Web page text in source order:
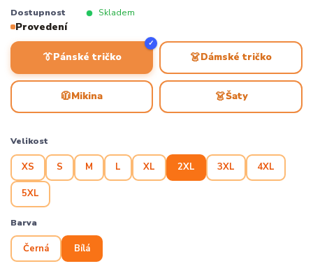
Dostupnost Skladem
Provedení
👔Pánské tričko
✓
👗Dámské tričko
🧥Mikina 👗Šaty
Velikost
XS S M L XL 2XL 3XL 4XL
5XL
Barva
Černá Bílá